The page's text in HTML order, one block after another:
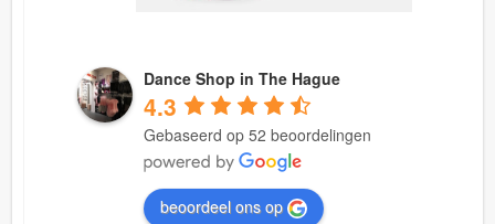
Dance Shop in The Hague
4.3
Gebaseerd op 52 beoordelingen
beoordeel ons op